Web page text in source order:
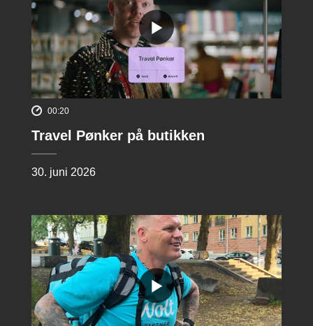
00:20
Travel Pønker på butikken
30. juni 2026